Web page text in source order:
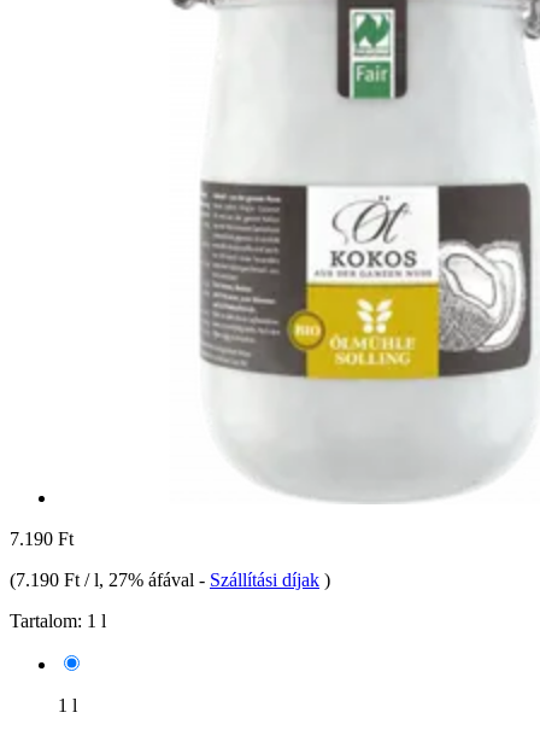
7.190 Ft
(7.190 Ft / l, 27% áfával - Szállítási díjak )
Tartalom: 1 l
1 l